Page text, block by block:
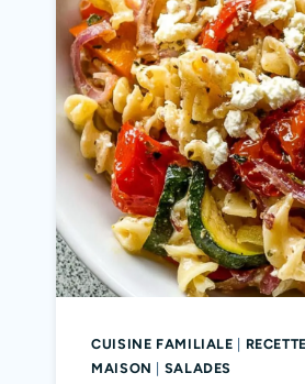
CUISINE FAMILIALE |
MAISON | SALADES